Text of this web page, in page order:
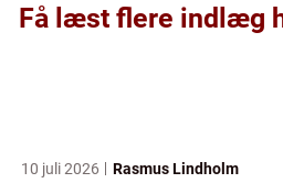
Få læst flere indlæg
10 juli 2026 Rasmus Lindholm